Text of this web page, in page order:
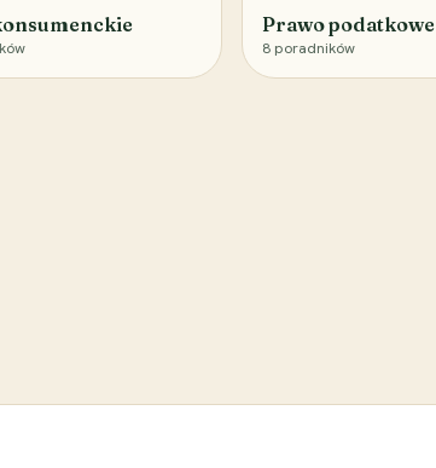
Prawo podatkowe
8 poradników